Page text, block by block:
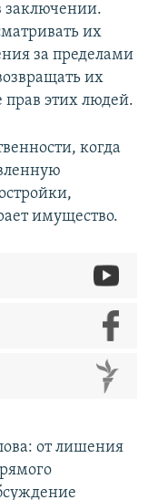
заключении.
их
за пределами
их
прав этих людей.
когда
имущество.
от лишения